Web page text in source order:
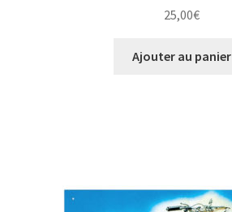
25,00€
Ajouter au panier